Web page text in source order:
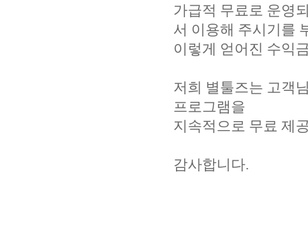
가급적 무료로 운영
서 이용해 주시기를
이렇게 얻어진 수익
저희 별툴즈는 고객
프로그램을
지속적으로 무료 제
감사합니다.